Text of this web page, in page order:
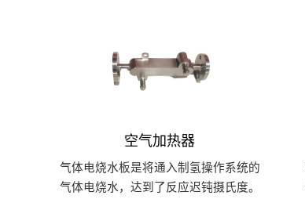
空气加热器
气体电烧水板是将通入制氢操作系统的
气体电烧水，达到了反应迟钝摄氏度。